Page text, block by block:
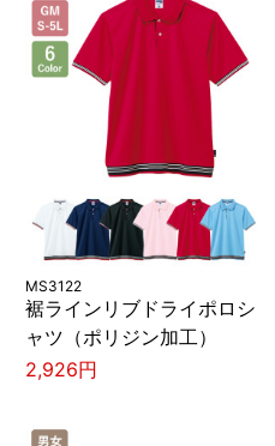
MS3122
裾ラインリブドライポロシ
ャツ（ポリジン加工）
2,926円